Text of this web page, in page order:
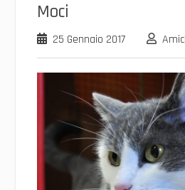
Moci
25 Gennaio 2017